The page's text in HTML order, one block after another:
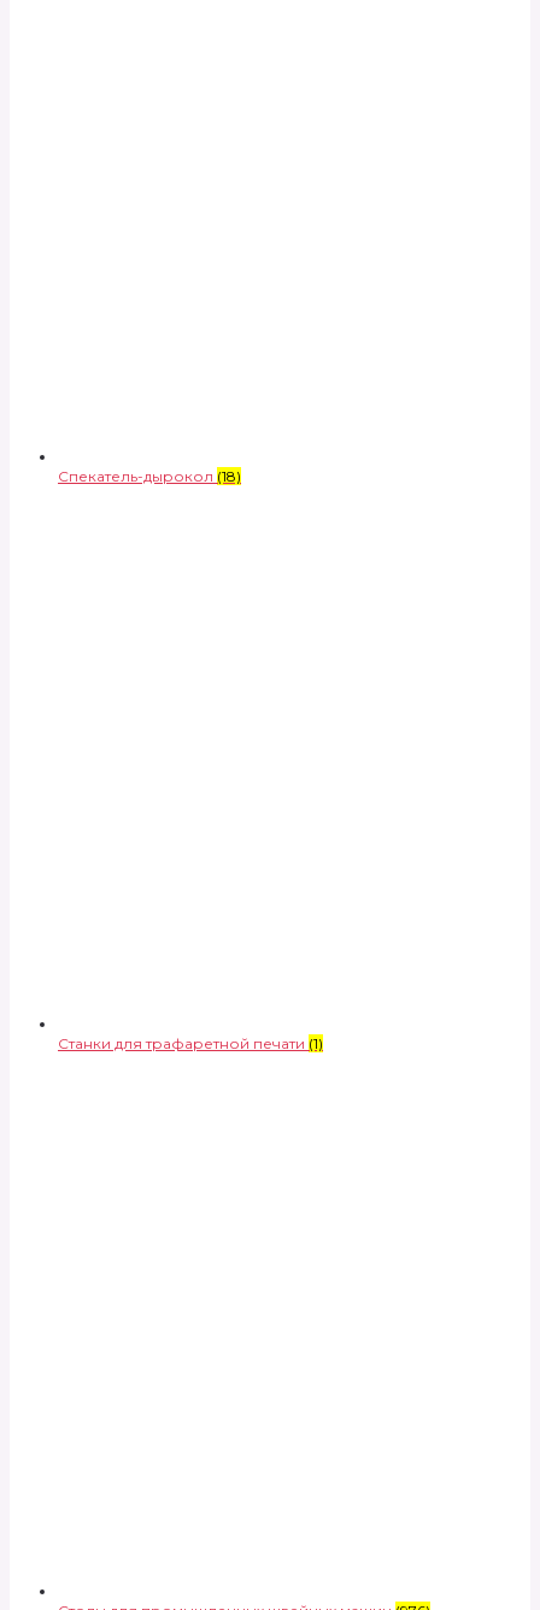
Спекатель-дырокол (18)
Станки для трафаретной печати (1)